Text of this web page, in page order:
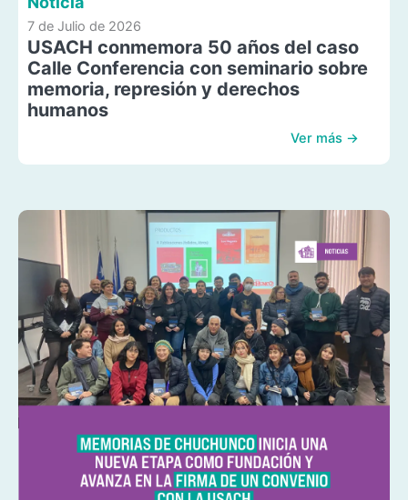
7 de Julio de 2026
USACH conmemora 50 años del caso
Calle Conferencia con seminario sobre
memoria, represión y derechos
humanos
Ver más →